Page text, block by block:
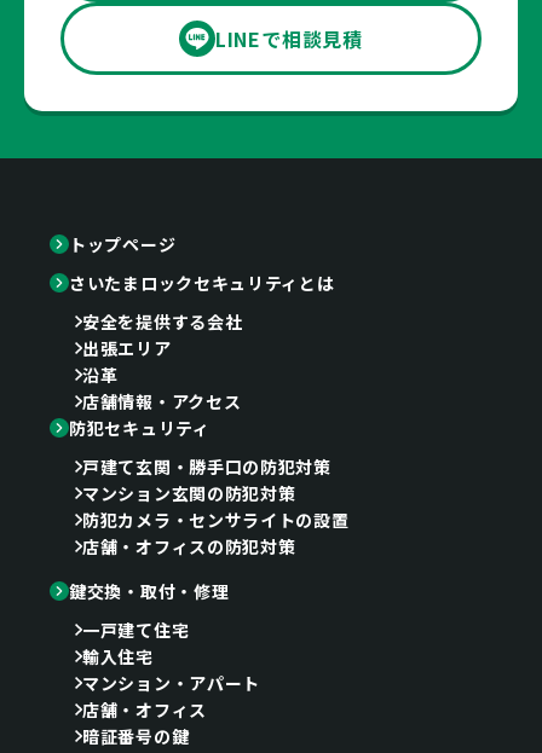
LINEで相談見積
トップページ
さいたまロックセキュリティとは
安全を提供する会社
出張エリア
沿革
店舗情報・アクセス
防犯セキュリティ
戸建て玄関・勝手口の防犯対策
マンション玄関の防犯対策
防犯カメラ・センサライトの設置
店舗・オフィスの防犯対策
鍵交換・取付・修理
一戸建て住宅
輸入住宅
マンション・アパート
店舗・オフィス
暗証番号の鍵